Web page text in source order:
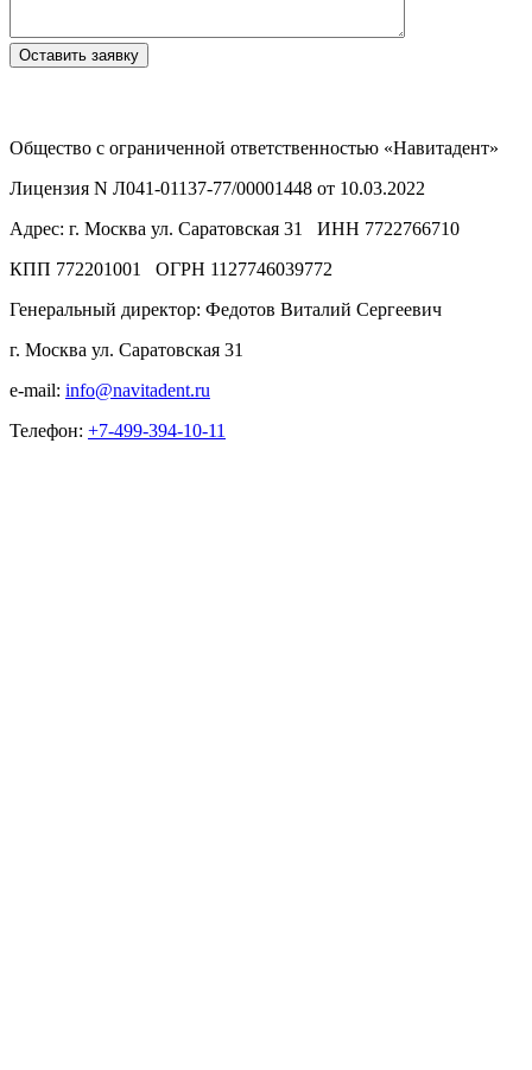
Общество с ограниченной ответственностью «Навитадент»
Лицензия N Л041-01137-77/00001448 от 10.03.2022
Адрес: г. Москва ул. Саратовская 31 ИНН 7722766710
КПП 772201001 ОГРН 1127746039772
Генеральный директор: Федотов Виталий Сергеевич
г. Москва ул. Саратовская 31
e-mail: info@navitadent.ru
Телефон: +7-499-394-10-11